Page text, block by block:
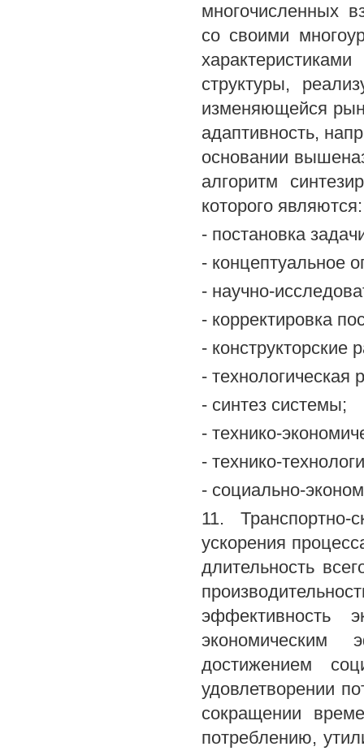
многочисленных
со своими
структуры,
изменяющейся
адаптивность,
основании
алгоритм
которого являются:
- постановка
- концептуальное
- научно-
- корректировка
- конструкторские
- технологическая
- синтез системы;
- технико-
- технико-
- социально-
11. Транспортно-
ускорения
длительность
эффективность
экономическим
достижением
удовлетворении
сокращении
потреблению,